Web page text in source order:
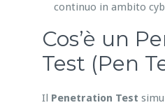
continuo in ambito
Cos’è un
Test (Pen
Il Penetration Test